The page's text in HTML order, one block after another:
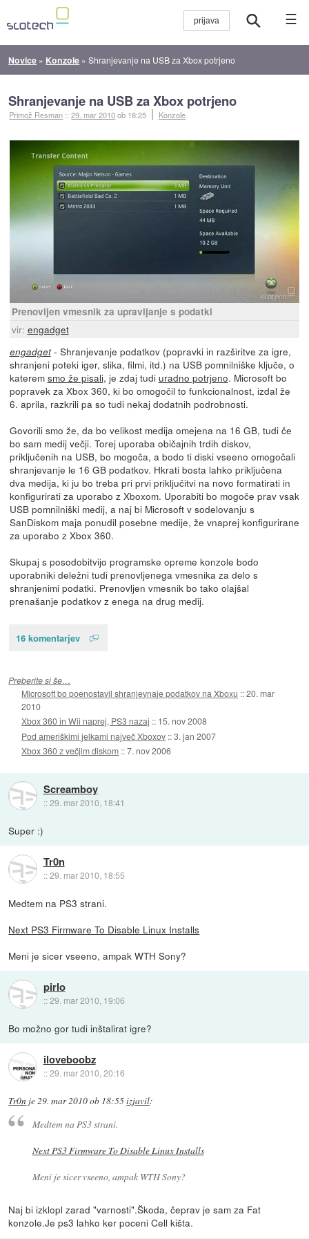
☰
Novice » Konzole »Shranjevanje na USB za Xbox potrjeno
Shranjevanje na USB za Xbox potrjeno
Primož Resman ::29. mar 2010ob 18:25 Konzole
Prenovljen vmesnik za upravljanje s podatki
vir: engadget
engadget- Shranjevanje podatkov (popravki in razširitve za igre,
shranjeni poteki iger, slika, filmi, itd.) na USB pomnilniške ključe, o
katerem smo že pisali, je zdaj tudi uradno potrjeno. Microsoft bo
popravek za Xbox 360, ki bo omogočil to funkcionalnost, izdal že
6. aprila, razkrili pa so tudi nekaj dodatnih podrobnosti.
Govorili smo že, da bo velikost medija omejena na 16 GB, tudi če
bo sam medij večji. Torej uporaba običajnih trdih diskov,
priključenih na USB, bo mogoča, a bodo ti diski vseeno omogočali
shranjevanje le 16 GB podatkov. Hkrati bosta lahko priključena
dva medija, ki ju bo treba pri prvi priključitvi na novo formatirati in
konfigurirati za uporabo z Xboxom. Uporabiti bo mogoče prav vsak
USB pomnilniški medij, a naj bi Microsoft v sodelovanju s
SanDiskom maja ponudil posebne medije, že vnaprej konfigurirane
za uporabo z Xbox 360.
Skupaj s posodobitvijo programske opreme konzole bodo
uporabniki deležni tudi prenovljenega vmesnika za delo s
shranjenimi podatki. Prenovljen vmesnik bo tako olajšal
prenašanje podatkov z enega na drug medij.
16 komentarjev
Preberite si še…
Microsoft bo poenostavil shranjevnaje podatkov na Xboxu ::20. mar
2010
Xbox 360 in Wii naprej, PS3 nazaj :: 15. nov 2008
Pod ameriškimi jelkami največ Xboxov ::3. jan 2007
Xbox 360 z večjim diskom ::7. nov 2006
Screamboy
::29. mar 2010, 18:41
Super :)
Tr0n
::29. mar 2010, 18:55
Medtem na PS3 strani.
Next PS3 Firmware To Disable Linux Installs
Meni je sicer vseeno, ampak WTH Sony?
pirlo
::29. mar 2010, 19:06
Bo možno gor tudi inštalirat igre?
iloveboobz
::29. mar 2010, 20:16
Tr0n je29. mar 2010 ob 18:55izjavil:
Medtem na PS3 strani.
Next PS3 Firmware To Disable Linux Installs
Meni je sicer vseeno, ampak WTH Sony?
Naj bi izklopl zarad "varnosti".Škoda, čeprav je sam za Fat
konzole.Je ps3 lahko ker poceni Cell kišta.